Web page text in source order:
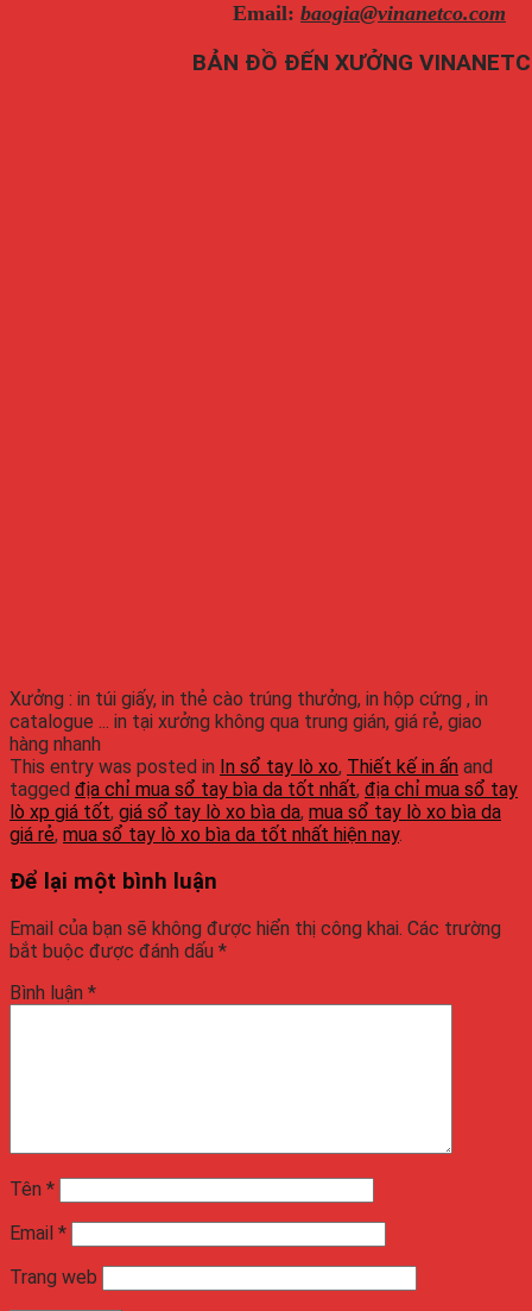
Email: baogia@vinanetco.com
BẢN ĐỒ ĐẾN XƯỞNG
Xưởng : in túi giấy, in thẻ cào trúng thưởng, in hộp cứng , in
catalogue ... in tại xưởng không qua trung gián, giá rẻ, giao
hàng nhanh
This entry was posted in In sổ tay lò xo, Thiết kế in ấn and
tagged địa chỉ mua sổ tay bìa da tốt nhất, địa chỉ mua sổ tay
lò xp giá tốt, giá sổ tay lò xo bìa da, mua sổ tay lò xo bìa da
giá rẻ, mua sổ tay lò xo bìa da tốt nhất hiện nay.
Để lại một bình luận
Email của bạn sẽ không được hiển thị công khai. Các trường
bắt buộc được đánh dấu *
Bình luận *
Tên *
Email *
Trang web